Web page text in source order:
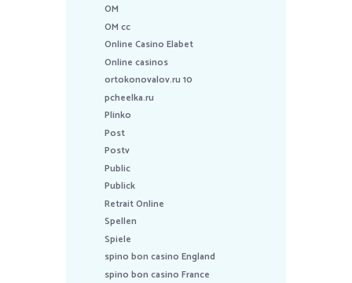
OM
OM cc
Online Casino Elabet
Online casinos
ortokonovalov.ru 10
pcheelka.ru
Plinko
Post
Postv
Public
Publick
Retrait Online
Spellen
Spiele
spino bon casino England
spino bon casino France